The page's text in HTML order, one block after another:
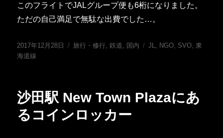
このフライトでJALグループ便も6桁になりました。
ただの自己満足で無駄な出費でした…。
投
稿
2017年12月28日
カ
旅行・修行 ,鉄道 国内
タ
JL NGO SVO ,東
海道線
沙田駅 New Town Plazaにあ
るコインロッカー